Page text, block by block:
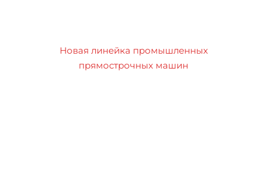
Новая линейка промышленных
прямострочных машин